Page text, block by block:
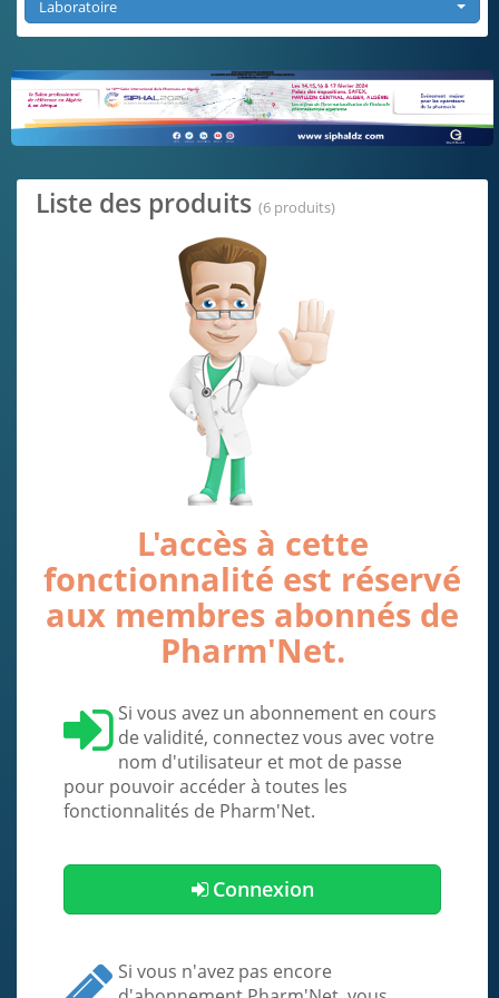
DCI
Laboratoire
Liste des produits (6 produits)
L'accès à cette
fonctionnalité est réservé
aux membres abonnés de
Pharm'Net.
Si vous avez un abonnement en cours
de validité, connectez vous avec votre
nom d'utilisateur et mot de passe
pour pouvoir accéder à toutes les
fonctionnalités de Pharm'Net.
Connexion
Si vous n'avez pas encore